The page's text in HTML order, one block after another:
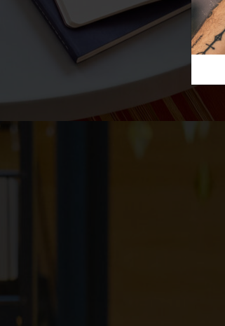
ピン
サブカテゴリ
サブカテゴリ